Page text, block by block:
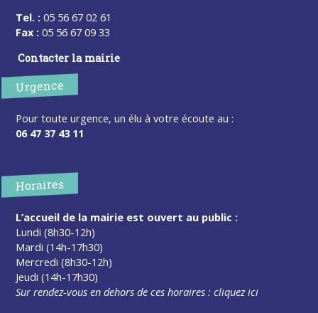
Tel. : 05 56 67 02 61
Fax : 05 56 67 09 33
Contacter la mairie
Urgence
Pour toute urgence, un élu à votre écoute au :
06 47 37 43 11
Horaires
L’accueil de la mairie est ouvert au public :
Lundi (8h30-12h)
Mardi (14h-17h30)
Mercredi (8h30-12h)
Jeudi (14h-17h30)
Sur rendez-vous en dehors de ces horaires :cliquez ici